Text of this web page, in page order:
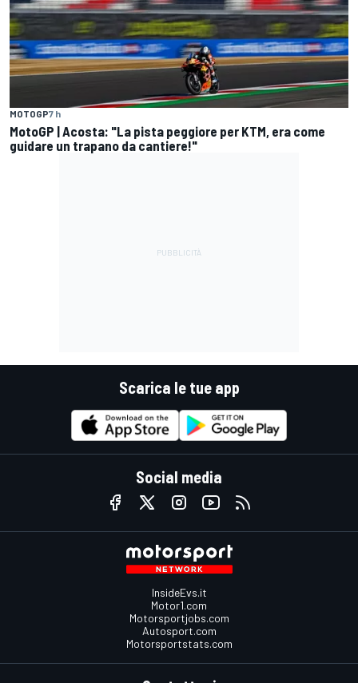
MOTOGP7 h
MotoGP | Acosta: "La pista peggiore per KTM, era come
guidare un trapano da cantiere!"
Scarica le tue app
Social media
InsideEvs.it
Motor1.com
Motorsportjobs.com
Autosport.com
Motorsportstats.com